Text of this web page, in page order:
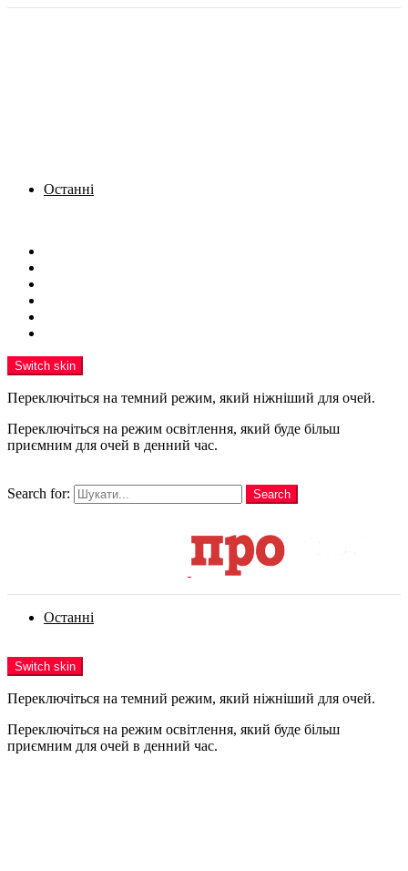
Останні
Switch skin
Переключіться на темний режим, який ніжніший для очей.
Переключіться на режим освітлення, який буде більш
приємним для очей в денний час.
Search for:
Search
Останні
Switch skin
Переключіться на темний режим, який ніжніший для очей.
Переключіться на режим освітлення, який буде більш
приємним для очей в денний час.